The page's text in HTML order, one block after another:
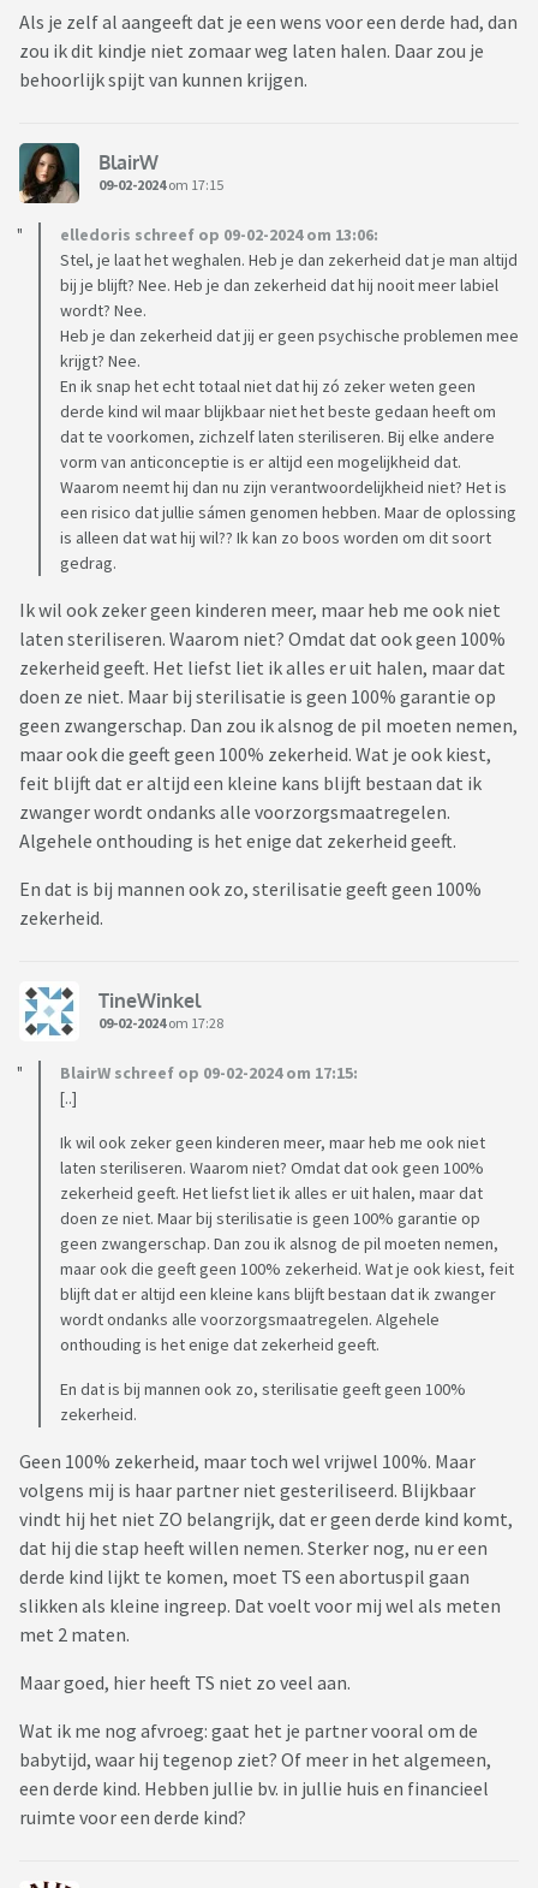
Als je zelf al aangeeft dat je een wens voor een derde had, dan
zou ik dit kindje niet zomaar weg laten halen. Daar zou je
behoorlijk spijt van kunnen krijgen.
BlairW
09-02-2024om 17:15
elledoris schreef op 09-02-2024 om 13:06:
Stel, je laat het weghalen. Heb je dan zekerheid dat je man altijd
bij je blijft? Nee. Heb je dan zekerheid dat hij nooit meer labiel
wordt? Nee.
Heb je dan zekerheid dat jij er geen psychische problemen mee
krijgt? Nee.
En ik snap het echt totaal niet dat hij zó zeker weten geen
derde kind wil maar blijkbaar niet het beste gedaan heeft om
dat te voorkomen, zichzelf laten steriliseren. Bij elke andere
vorm van anticonceptie is er altijd een mogelijkheid dat.
Waarom neemt hij dan nu zijn verantwoordelijkheid niet? Het is
een risico dat jullie sámen genomen hebben. Maar de oplossing
is alleen dat wat hij wil?? Ik kan zo boos worden om dit soort
gedrag.
Ik wil ook zeker geen kinderen meer, maar heb me ook niet
laten steriliseren. Waarom niet? Omdat dat ook geen 100%
zekerheid geeft. Het liefst liet ik alles er uit halen, maar dat
doen ze niet. Maar bij sterilisatie is geen 100% garantie op
geen zwangerschap. Dan zou ik alsnog de pil moeten nemen,
maar ook die geeft geen 100% zekerheid. Wat je ook kiest,
feit blijft dat er altijd een kleine kans blijft bestaan dat ik
zwanger wordt ondanks alle voorzorgsmaatregelen.
Algehele onthouding is het enige dat zekerheid geeft.
En dat is bij mannen ook zo, sterilisatie geeft geen 100%
zekerheid.
TineWinkel
09-02-2024om 17:28
BlairW schreef op 09-02-2024 om 17:15:
[..]
Ik wil ook zeker geen kinderen meer, maar heb me ook niet
laten steriliseren. Waarom niet? Omdat dat ook geen 100%
zekerheid geeft. Het liefst liet ik alles er uit halen, maar dat
doen ze niet. Maar bij sterilisatie is geen 100% garantie op
geen zwangerschap. Dan zou ik alsnog de pil moeten nemen,
maar ook die geeft geen 100% zekerheid. Wat je ook kiest, feit
blijft dat er altijd een kleine kans blijft bestaan dat ik zwanger
wordt ondanks alle voorzorgsmaatregelen. Algehele
onthouding is het enige dat zekerheid geeft.
En dat is bij mannen ook zo, sterilisatie geeft geen 100%
zekerheid.
Geen 100% zekerheid, maar toch wel vrijwel 100%. Maar
volgens mij is haar partner niet gesteriliseerd. Blijkbaar
vindt hij het niet ZO belangrijk, dat er geen derde kind komt,
dat hij die stap heeft willen nemen. Sterker nog, nu er een
derde kind lijkt te komen, moet TS een abortuspil gaan
slikken als kleine ingreep. Dat voelt voor mij wel als meten
met 2 maten.
Maar goed, hier heeft TS niet zo veel aan.
Wat ik me nog afvroeg: gaat het je partner vooral om de
babytijd, waar hij tegenop ziet? Of meer in het algemeen,
een derde kind. Hebben jullie bv. in jullie huis en financieel
ruimte voor een derde kind?